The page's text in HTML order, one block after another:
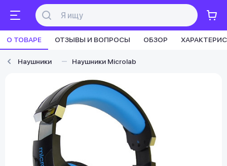
О ТОВАРЕ ОТЗЫВЫ И ВОПРОСЫ ОБЗОР
Наушники Наушники Microlab